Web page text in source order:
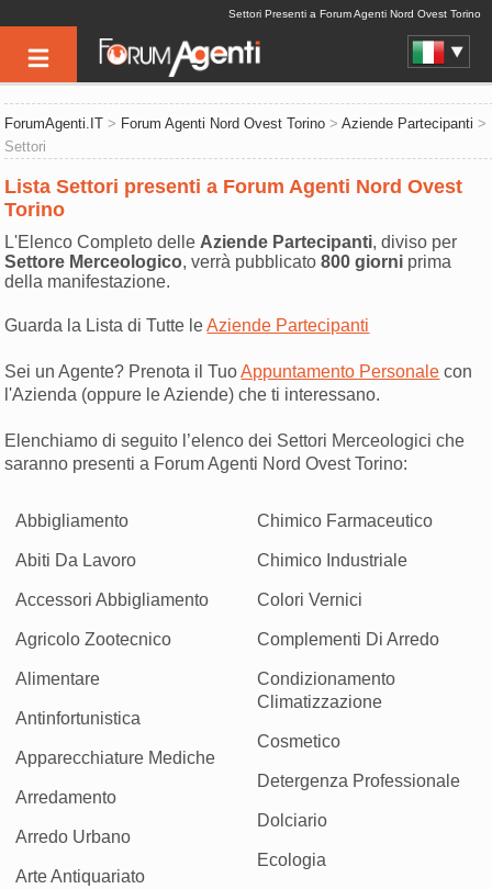
Settori Presenti a Forum Agenti Nord Ovest Torino
ForumAgenti.IT > Forum Agenti Nord Ovest Torino >Aziende Partecipanti >
Settori
Lista Settori presenti a Forum Agenti Nord Ovest
Torino
L'Elenco Completo delle Aziende Partecipanti, diviso per
Settore Merceologico, verrà pubblicato800 giorni prima
della manifestazione.
Guarda la Lista di Tutte leAziende Partecipanti
Sei un Agente? Prenota il TuoAppuntamento Personale con
l'Azienda (oppure le Aziende) che ti interessano.
Elenchiamo di seguito l’elenco dei Settori Merceologici che
saranno presenti a Forum Agenti Nord Ovest Torino:
Abbigliamento
Abiti Da Lavoro
Accessori Abbigliamento
Agricolo Zootecnico
Alimentare
Antinfortunistica
Apparecchiature Mediche
Arredamento
Arredo Urbano
Arte Antiquariato
Chimico Farmaceutico
Chimico Industriale
Colori Vernici
Complementi Di Arredo
Condizionamento
Climatizzazione
Cosmetico
Detergenza Professionale
Dolciario
Ecologia